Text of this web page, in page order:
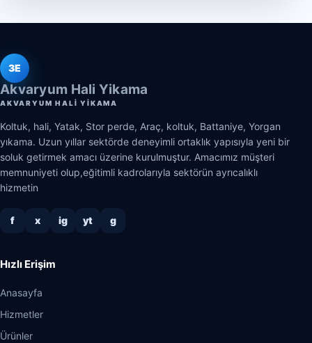
3E
Akvaryum Hali Yikama
AKVARYUM HALI YIKAMA
Koltuk, hali, Yatak, Stor perde, Araç, koltuk, Battaniye, Yorgan
yıkama. Uzun yıllar sektörde deneyimli ortaklık yapısıyla yeni bir
soluk getirmek amacı üzerine kurulmuştur. Amacımız müşteri
memnuniyeti olup,eğitimli kadrolarıyla sektörün ayrıcalıklı
hizmetin
f x ig yt g
Hızlı Erişim
Anasayfa
Hizmetler
Ürünler